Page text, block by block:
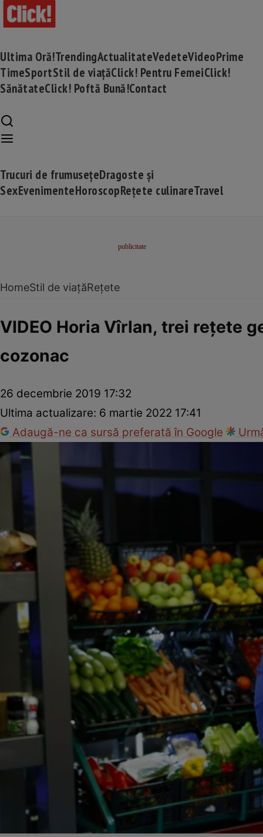
Ultima Oră!TrendingActualitateVedeteVideoPrime
TimeSportStil de viațăClick! Pentru FemeiClick!
SănătateClick! Poftă Bună!Contact
Trucuri de frumusețeDragoste și
SexEvenimenteHoroscopRețete culinareTravel
HomeStil de viațăRețete
VIDEO Horia Vîrlan, trei rețete
cozonac
26 decembrie 2019 17:32
Ultima actualizare: 6 martie 2022 17:41
Adaugă-ne ca sursă preferată în Google